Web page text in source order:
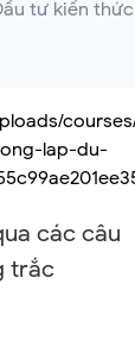
tư kiến
các câu
trắc